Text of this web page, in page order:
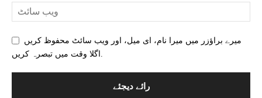
میرے براؤزر میں میرا نام، ای میل، اور ویب سائٹ محفوظ کریں